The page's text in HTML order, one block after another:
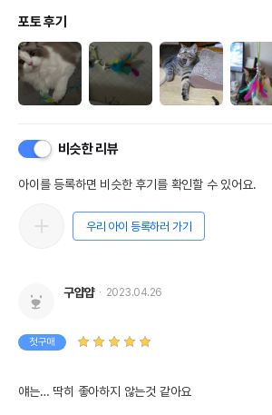
포토 후기
비슷한 리뷰
아이를 등록하면 비슷한 후기를 확인할 수 있어요.
우리 아이 등록하러 가기
구얍얍 2023.04.26
첫구매
얘는… 딱히 좋아하지 않는것 같아요